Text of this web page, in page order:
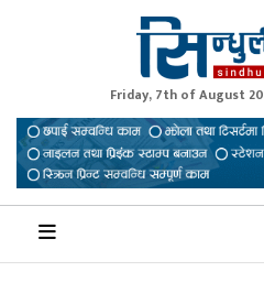
Sindhuli Khabar
News from Sindhuli
Friday, 7th of August